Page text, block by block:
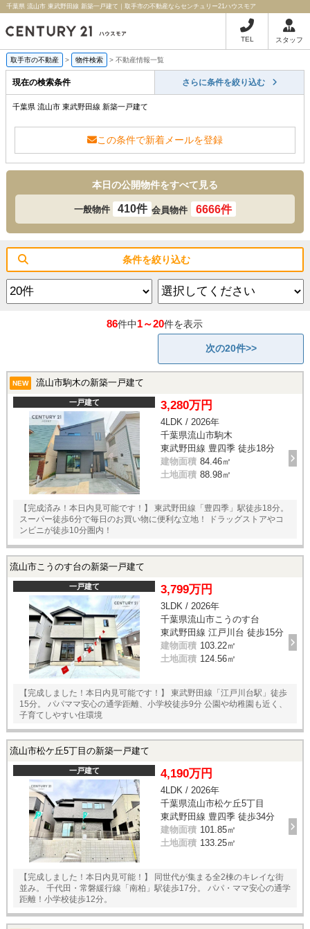
千葉県 流山市 東武野田線 新築一戸建て｜取手市の不動産ならセンチュリー21ハウスモア
TEL スタッフ
取手市の不動産 > 物件検索 > 不動産情報一覧
現在の検索条件 さらに条件を絞り込む
千葉県 流山市 東武野田線 新築一戸建て
この条件で新着メールを登録
本日の公開物件をすべて見る
一般物件 410件 会員物件 6666件
条件を絞り込む
86件中1～20件を表示
次の20件>>
NEW 流山市駒木の新築一戸建て
一戸建て 3,280万円
4LDK / 2026年
千葉県流山市駒木
東武野田線 豊四季 徒歩18分
建物面積 84.46㎡
土地面積 88.98㎡
【完成済み！本日内見可能です！】 東武野田線「豊四季」駅徒歩18分。
スーパー徒歩6分で毎日のお買い物に便利な立地！ ドラッグストアやコ
ンビニが徒歩10分圏内！
流山市こうのす台の新築一戸建て
一戸建て 3,799万円
3LDK / 2026年
千葉県流山市こうのす台
東武野田線 江戸川台 徒歩15分
建物面積 103.22㎡
土地面積 124.56㎡
【完成しました！本日内見可能です！】 東武野田線「江戸川台駅」徒歩
15分。 パパママ安心の通学距離、小学校徒歩9分 公園や幼稚園も近く、
子育てしやすい住環境
流山市松ケ丘5丁目の新築一戸建て
一戸建て 4,190万円
4LDK / 2026年
千葉県流山市松ケ丘5丁目
東武野田線 豊四季 徒歩34分
建物面積 101.85㎡
土地面積 133.25㎡
【完成しました！本日内見可能！】 同世代が集まる全2棟のキレイな街
並み。 千代田・常磐緩行線「南柏」駅徒歩17分。 パパ・ママ安心の通学
距離！小学校徒歩12分。